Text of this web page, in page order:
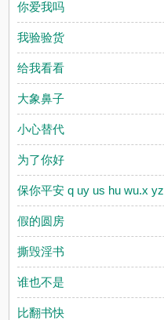
你爱我吗
我验验货
给我看看
大象鼻子
小心替代
为了你好
保你平安 q uy us hu wu.x yz
假的圆房
撕毁淫书
谁也不是
比翻书快